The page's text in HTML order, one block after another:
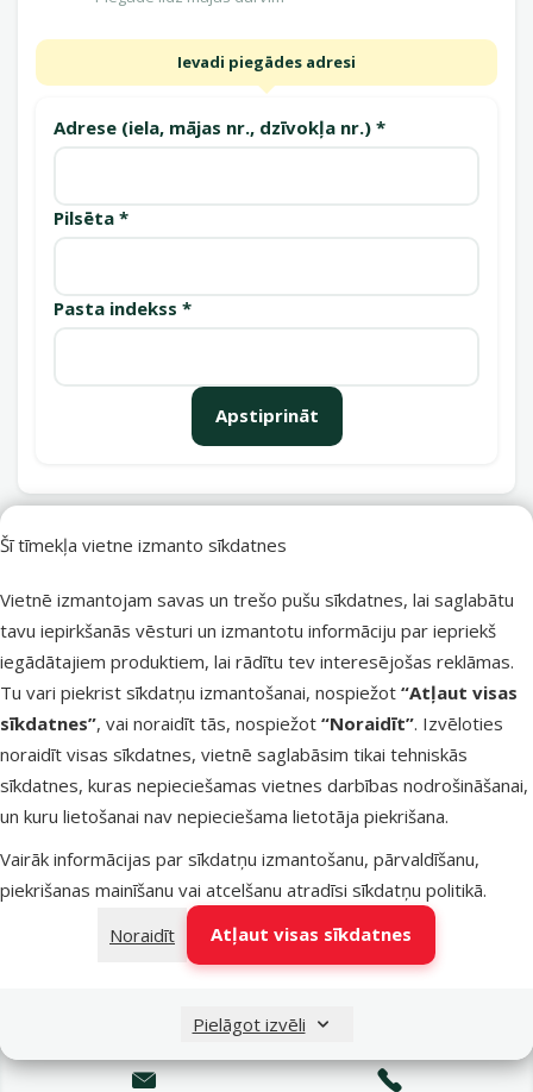
Šī tīmekļa vietne izmanto sīkdatnes
Vietnē izmantojam savas un trešo pušu sīkdatnes, lai saglabātu
tavu iepirkšanās vēsturi un izmantotu informāciju par iepriekš
iegādātajiem produktiem, lai rādītu tev interesējošas reklāmas.
Tu vari piekrist sīkdatņu izmantošanai, nospiežot “Atļaut visas
sīkdatnes”, vai noraidīt tās, nospiežot “Noraidīt”. Izvēloties
noraidīt visas sīkdatnes, vietnē saglabāsim tikai tehniskās
sīkdatnes, kuras nepieciešamas vietnes darbības nodrošināšanai,
un kuru lietošanai nav nepieciešama lietotāja piekrišana.
Vairāk informācijas par sīkdatņu izmantošanu, pārvaldīšanu,
piekrišanas mainīšanu vai atcelšanu atradīsi sīkdatņu politikā.
Noraidīt
Atļaut visas sīkdatnes
Pielāgot izvēli
Ievadi piegādes adresi
Adrese (iela, mājas nr., dzīvokļa nr.) *
Pilsēta *
Pasta indekss *
Apstiprināt
Latvijas Pasts pakomāti pirmdien
LATVIJAS PASTS nodaļas pirmdien
OMNIVA pakomāti pirmdien
DPD Pickup tīkls pirmdien